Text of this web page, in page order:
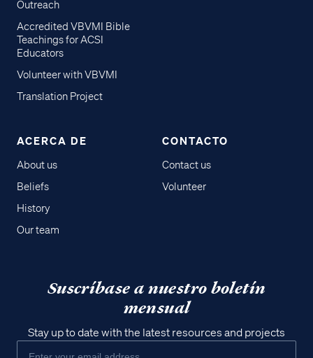
Outreach
Accredited VBVMI Bible
Teachings for ACSI
Educators
Volunteer with VBVMI
Translation Project
ACERCA DE
About us
Beliefs
History
Our team
CONTACTO
Contact us
Volunteer
Suscríbase a nuestro boletín
mensual
Stay up to date with the latest resources and projects